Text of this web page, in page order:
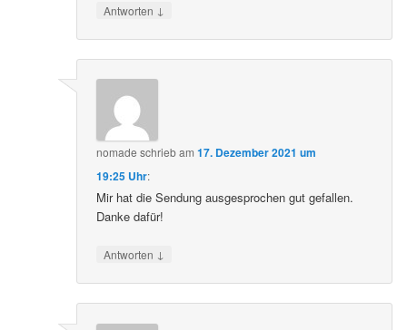
Antworten ↓
nomade schriebam17. Dezember 2021 um
19:25 Uhr:
Mir hat die Sendung ausgesprochen gut gefallen.
Danke dafür!
Antworten ↓